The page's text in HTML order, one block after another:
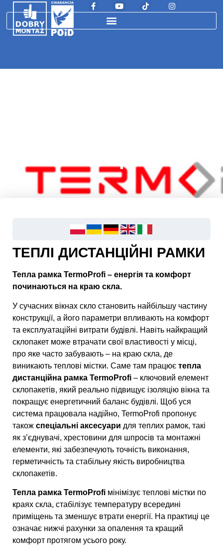
ТЕПЛІ ДИСТАНЦІЙНІ РАМКИ
Тепла рамка TermoProfi – енергія та комфорт
починаються на краю скла.
У сучасних вікнах скло становить найбільшу частину
конструкції, а його параметри впливають на комфорт
та експлуатаційні витрати будівлі. Навіть найкращий
склопакет може втрачати свої властивості у місці,
про яке часто забувають – на краю скла, де
виникають теплові містки. Саме там працює тепла
дистанційна рамка TermoProfi – ключовий елемент
склопакетів, який реально підвищує ізоляцію вікна та
покращує енергетичний баланс будівлі. Щоб уся
система працювала надійно, TermoProfi пропонує
також спеціальні аксесуари для теплих рамок, такі
як з’єднувачі, хрестовини для шпросів та монтажні
елементи, які забезпечують точність виконання,
герметичність та стабільну якість виробництва
склопакетів.
Тепла рамка TermoProfi мінімізує теплові містки по
краях скла, стабілізує температуру всередині
приміщень та зменшує втрати енергії. На практиці це
означає нижчі рахунки за опалення та кращий
комфорт протягом усього року.